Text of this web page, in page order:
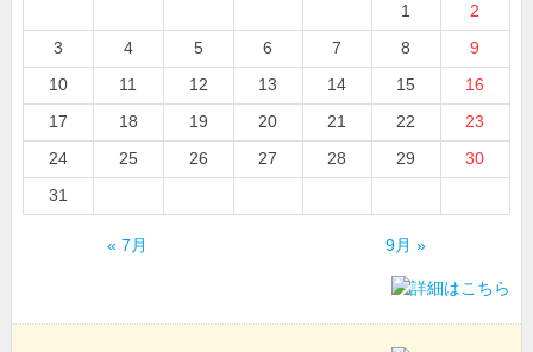
1
2
3
4 5 6 7 8
9
10
11 12 13 14 15
16
17
18 19 20 21 22
23
24
25 26 27 28 29
30
31
« 7月 9月 »